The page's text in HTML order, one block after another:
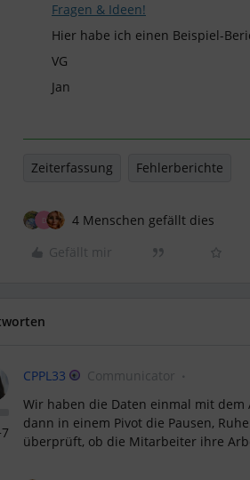
Fragen & Ideen!
Hier habe ich einen Beispiel-
VG
Jan
Zeiterfassung Fehlerberichte
D
4 Menschen gefällt dies
Gefällt mir
CPPL33 Communicator
Wir haben die Daten einmal mit dem
dann in einem Pivot die Pausen,
überprüft, ob die Mitarbeiter ihre